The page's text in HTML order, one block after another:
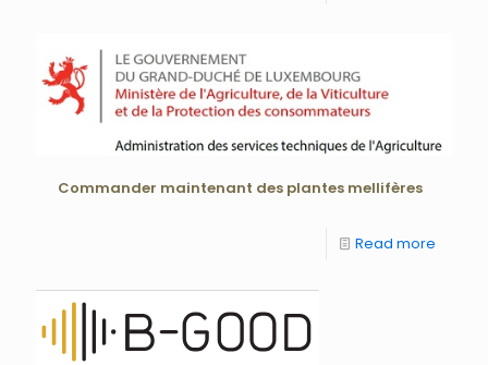
Commander maintenant des plantes mellifères
Read more